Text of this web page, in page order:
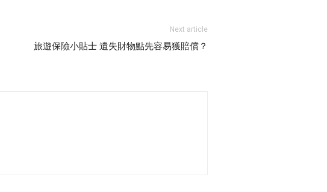
Next article
旅遊保險小貼士 遺失財物點先容易獲賠償？